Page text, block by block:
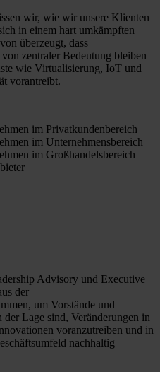
wir, wie wir unsere Klienten
in einem hart umkämpften
überzeugt, dass
zentraler Bedeutung bleiben
wie Virtualisierung, IoT und
vorantreibt.
im Privatkundenbereich
im Unternehmensbereich
im Großhandelsbereich
Advisory und Executive
der
um Vorstände und
der Lage sind, Veränderungen in
voranzutreiben und in
nachhaltig